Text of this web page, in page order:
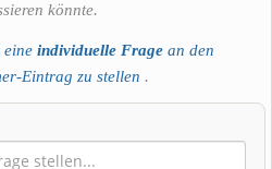
könnte.
eineindividuelle Frage an den
Eintrag zu stellen .